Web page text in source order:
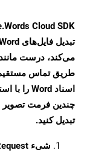
تبدیل کنید.
شیء